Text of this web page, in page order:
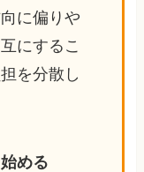
に偏りや
にするこ
を分散し
める